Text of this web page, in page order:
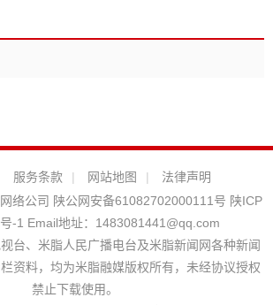
服务条款 | 网站地图 |
法律声明
络公司 陕公网安备61082702000111号 陕ICP
-1 Email地址： 1483081441@qq.com
台、米脂人民广播电台及米脂新闻网各种新闻
资料，均为米脂融媒版权所有，未经协议授权
禁止下载使用。